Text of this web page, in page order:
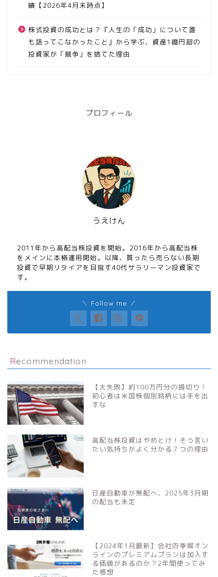
績【2026年4月末時点】
株式投資の成功とは？『人生の「成功」について誰
も語ってこなかったこと』から学ぶ、資産1億円超の
投資家が「競争」を捨てた理由
プロフィール
うえけん
2011年から高配当株投資を開始。2016年から高配当株
をメインに本格運用開始。以降、買ったら売らない長期
投資で早期リタイアを目指す40代サラリーマン投資家で
す。
＼ Follow me ／
Recommendation
【大失敗】約100万円分の損切り！
初心者は米国株個別銘柄には手を出
すな
高配当株投資はやめとけ！そう言い
たい気持ちがよく分かる７つの理由
日産自動車が無配へ、2025年3月期
の配当も未定
【2024年1月最新】会社四季報オン
ラインのプレミアムプランは加入す
る価値があるのか？2年間使ってみ
た感想